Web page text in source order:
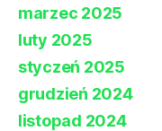
marzec 2025
luty 2025
styczeń 2025
grudzień 2024
listopad 2024